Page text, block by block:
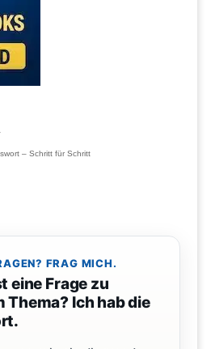
– Schritt für Schritt
FRAG MICH.
eine Frage zu
Thema? Ich hab die